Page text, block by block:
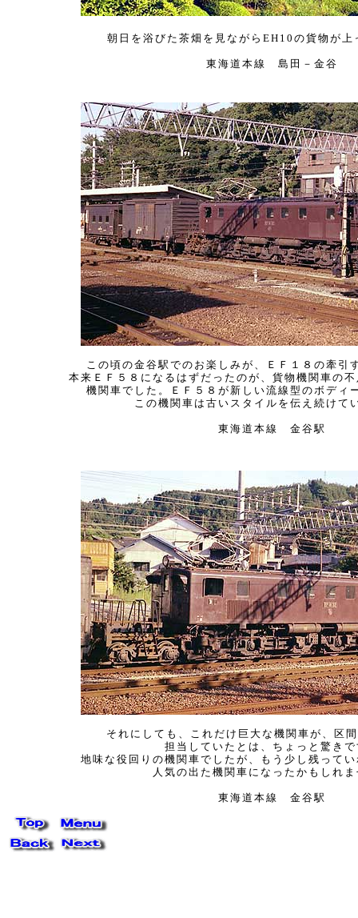
朝日を浴びた茶畑を見ながらEH10の貨物が上
東海道本線 島田－金谷
この頃の金谷駅でのお楽しみが、ＥＦ１８の牽引
本来ＥＦ５８になるはずだったのが、貨物機関車の
機関車でした。ＥＦ５８が新しい流線型のボディ
この機関車は古いスタイルを伝え続けて
東海道本線 金谷駅
それにしても、これだけ巨大な機関車が、区
担当していたとは、ちょっと驚き
地味な役回りの機関車でしたが、もう少し残って
人気の出た機関車になったかもしれ
東海道本線 金谷駅